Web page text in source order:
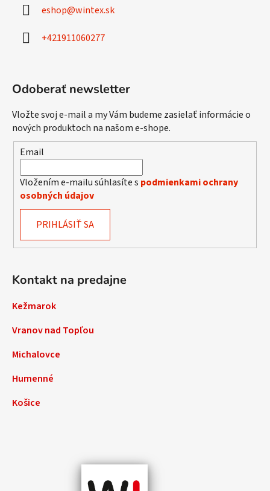
eshop@wintex.sk
+421911060277
Odoberať newsletter
Vložte svoj e-mail a my Vám budeme zasielať informácie o
nových produktoch na našom e-shope.
Email
Vložením e-mailu súhlasíte s podmienkami ochrany
osobných údajov
PRIHLÁSIŤ SA
Kontakt na predajne
Kežmarok
Vranov nad Topľou
Michalovce
Humenné
Košice